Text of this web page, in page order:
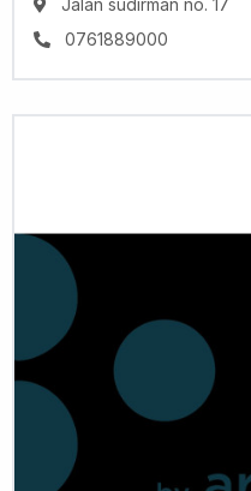
Jalan sudirman no. 17
0761889000